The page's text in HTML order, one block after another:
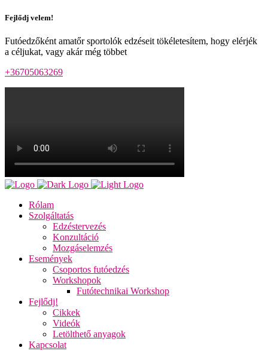
Fejlődj velem!
Futóedzőként amatőr sportolók edzéseit tökéletesítem, hogy elérjék
a céljukat, vagy akár még többet
+36705063269
Rólam
Szolgáltatás
Edzéstervezés
Konzultáció
Mozgáselemzés
Események
Csoportos futóedzés
Workshopok
Futótechnikai Workshop
Fejlődj!
Cikkek
Videók
Letölthető anyagok
Kapcsolat